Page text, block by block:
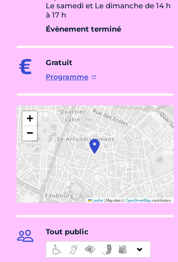
Le samedi et Le dimanche de 14 h
à 17 h
Évènement terminé
Gratuit
Programme
+
−
Leaflet|Map data ©OpenStreetMapcontributors
Tout public